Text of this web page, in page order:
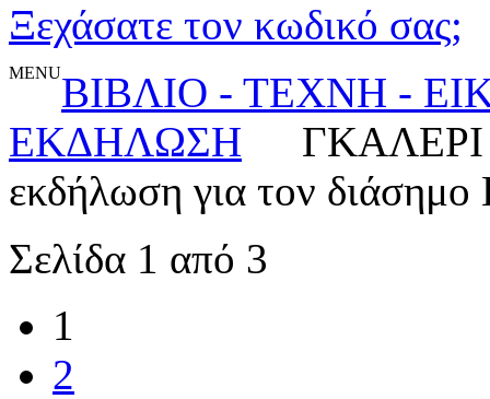
Ξεχάσατε τον κωδικό σας;
MENUΒΙΒΛΙΟ - ΤΕΧΝΗ -
ΕΚΔΗΛΩΣΗ
ΓΚΑΛΕΡΙ
εκδήλωση για τον
Σελίδα 1 από 3
1
2